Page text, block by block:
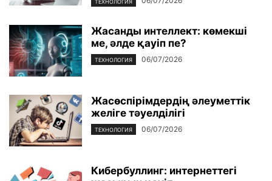
Жасанды интеллект: көмекші
ме, әлде қауіп пе?
ТЕХНОЛОГИЯ 06/07/2026
Жасөспірімдердің әлеуметтік
желіге тәуелділігі
ТЕХНОЛОГИЯ 06/07/2026
Кибербуллинг: интернеттегі